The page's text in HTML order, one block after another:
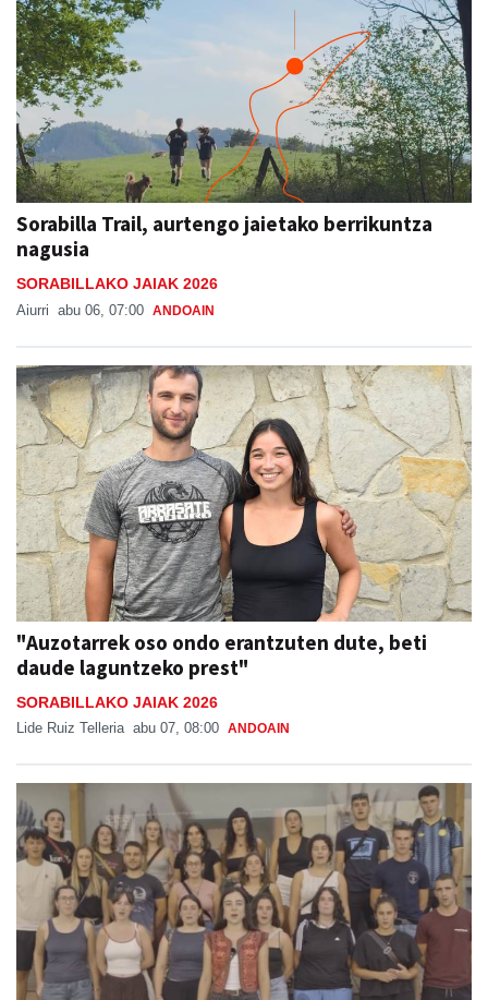
Sorabilla Trail, aurtengo jaietako berrikuntza
nagusia
SORABILLAKO JAIAK 2026
Aiurri abu 06, 07:00 ANDOAIN
"Auzotarrek oso ondo erantzuten dute, beti
daude laguntzeko prest"
SORABILLAKO JAIAK 2026
Lide Ruiz Telleria abu 07, 08:00 ANDOAIN